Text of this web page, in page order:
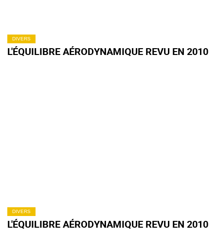
DIVERS
L'ÉQUILIBRE AÉRODYNAMIQUE REVU EN 2010
DIVERS
L'ÉQUILIBRE AÉRODYNAMIQUE REVU EN 2010